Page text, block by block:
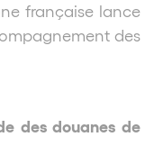
française lance
des
des douanes de